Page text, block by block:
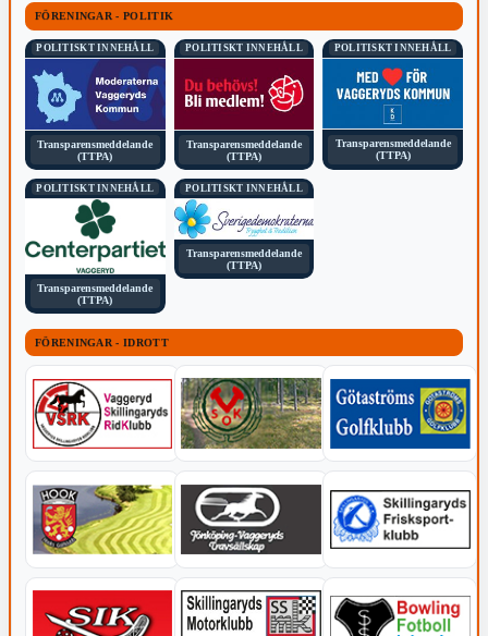
FÖRENINGAR - POLITIK
POLITISKT INNEHÅLL
Transparensmeddelande
(TTPA)
POLITISKT INNEHÅLL
Transparensmeddelande
(TTPA)
POLITISKT INNEHÅLL
Transparensmeddelande
(TTPA)
POLITISKT INNEHÅLL
Transparensmeddelande
(TTPA)
POLITISKT INNEHÅLL
Transparensmeddelande
(TTPA)
FÖRENINGAR - IDROTT